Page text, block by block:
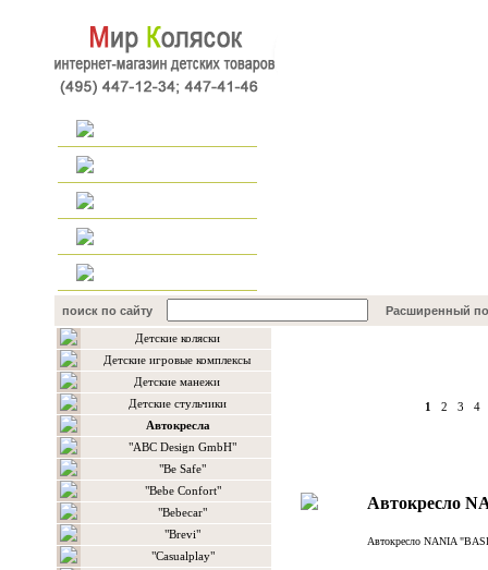
поиск по сайту Расширенный
Детские коляски
Детские игровые комплексы
Детские манежи
Детские стульчики
Автокресла
"ABC Design GmbH"
"Be Safe"
"Bebe Confort"
"Bebecar"
"Brevi"
"Casualplay"
1 2 3 4
Aвтокреслo
Aвтокреслo NANIA